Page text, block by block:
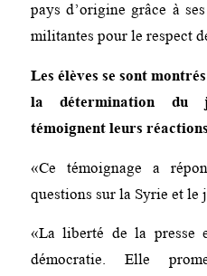
pays d’origine grâce à
militantes pour le respect
Les élèves se sont
la détermination du
témoignent leurs
«Ce témoignage a
questions sur la Syrie et le
«La liberté de la presse
démocratie. Elle